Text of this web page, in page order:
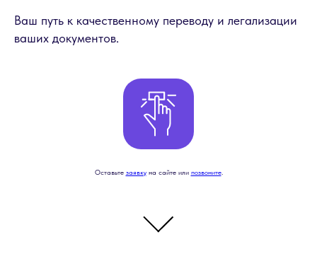
Ваш путь к качественному переводу и легализации
ваших документов.
Оставьте заявкуна сайте или позвоните.